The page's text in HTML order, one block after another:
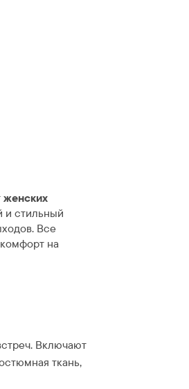
женских
и стильный
Все
на
Включают
ткань,